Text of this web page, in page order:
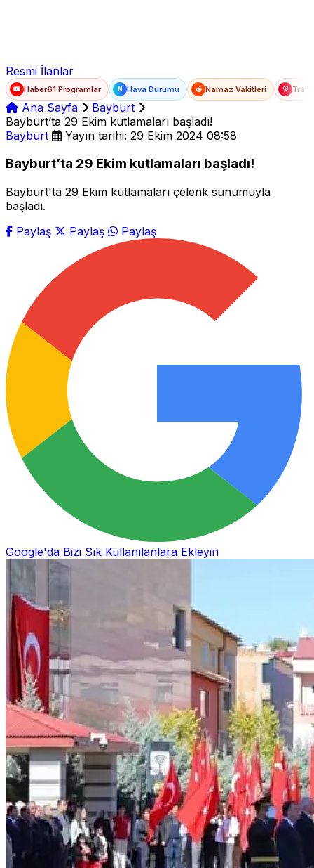
Resmi İlanlar
Haber61 Programlar N Hava Durumu Namaz Vakitleri
Ana Sayfa
Bayburt
Bayburt’ta 29 Ekim kutlamaları başladı!
Bayburt
Yayın tarihi: 29 Ekim 2024 08:58
Bayburt’ta 29 Ekim kutlamaları başladı!
Bayburt'ta 29 Ekim kutlamaları çelenk sunumuyla
başladı.
Paylaş
Paylaş Paylaş
Google'da Bizi Sık Kullanılanlara Ekleyin